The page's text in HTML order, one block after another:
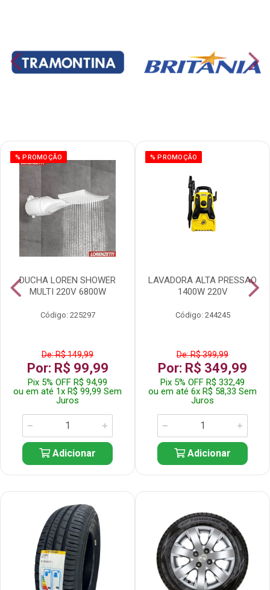
% PROMOÇÃO
DUCHA LOREN SHOWER
MULTI 220V 6800W
Código: 225297
De: R$ 149,99
Por: R$ 99,99
Pix 5% OFF R$ 94,99
ou em até 1x R$ 99,99 Sem
Juros
Adicionar
% PROMOÇÃO
LAVADORA ALTA PRESSAO
1400W 220V
Código: 244245
De: R$ 399,99
Por: R$ 349,99
Pix 5% OFF R$ 332,49
ou em até 6x R$ 58,33 Sem
Juros
Adicionar